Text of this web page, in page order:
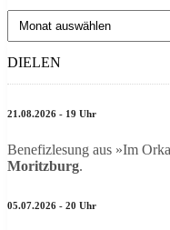
Den
Blog
durchstöbern:
DIELEN
21.08.2026 - 19 Uhr
Benefizlesung aus »Im
Moritzburg.
05.07.2026 - 20 Uhr